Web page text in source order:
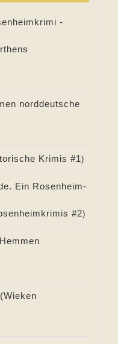
-
norddeutsche
Krimis #1)
Ein Rosenheim-
#2)
Wieken